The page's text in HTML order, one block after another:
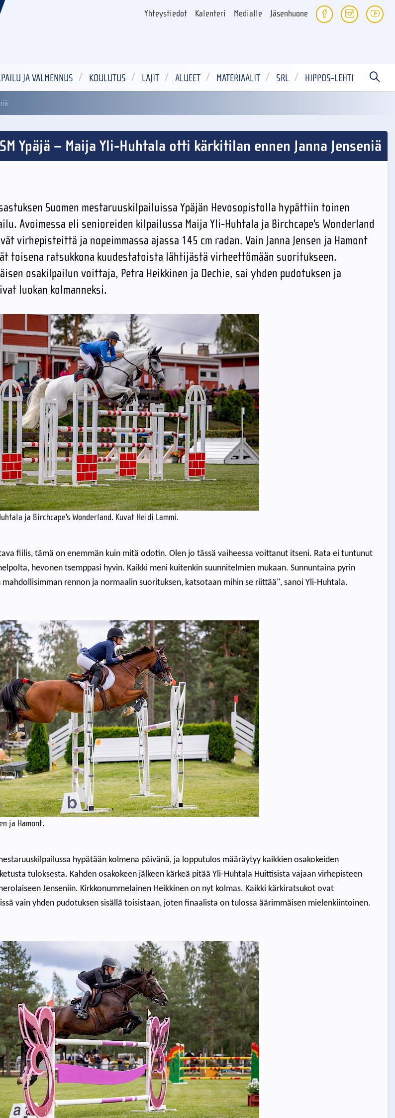
Yhteystiedot Kalenteri Medialle Jäsenhuone
JA VALMENNUS KOULUTUS LAJIT ALUEET MATERIAALIT SRL HIPPOS-LEHTI
Ypäjä – Maija Yli-Huhtala otti kärkitilan ennen Janna Jenseniä
Suomen mestaruuskilpailuissa Ypäjän Hevosopistolla hypättiin toinen
Avoimessa eli senioreiden kilpailussa Maija Yli-Huhtala ja Birchcape's Wonderland
virhepisteittä ja nopeimmassa ajassa 145 cm radan. Vain Janna Jensen ja Hamont
toisena ratsukkona kuudestatoista lähtijästä virheettömään suoritukseen.
osakilpailun voittaja, Petra Heikkinen ja Oechie, sai yhden pudotuksen ja
luokan kolmanneksi.
ja Birchcape's Wonderland. Kuvat Heidi Lammi.
fiilis, tämä on enemmän kuin mitä odotin. Olen jo tässä vaiheessa voittanut itseni. Rata ei tuntunut
hevonen tsemppasi hyvin. Kaikki meni kuitenkin suunnitelmien mukaan. Sunnuntaina pyrin
mahdollisimman rennon ja normaalin suorituksen, katsotaan mihin se riittää", sanoi Yli-Huhtala.
ja Hamont.
hypätään kolmena päivänä, ja lopputulos määräytyy kaikkien osakokeiden
tuloksesta. Kahden osakokeen jälkeen kärkeä pitää Yli-Huhtala Huittisista vajaan virhepisteen
Jenseniin. Kirkkonummelainen Heikkinen on nyt kolmas. Kaikki kärkiratsukot ovat
vain yhden pudotuksen sisällä toisistaan, joten finaalista on tulossa äärimmäisen mielenkiintoinen.